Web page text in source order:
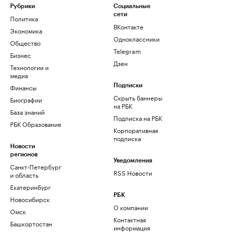
Рубрики
Политика
Экономика
Общество
Бизнес
Технологии и
медиа
Финансы
Биографии
База знаний
РБК Образование
Новости
регионов
Санкт-Петербург
и область
Екатеринбург
Новосибирск
Омск
Башкортостан
Социальные
сети
ВКонтакте
Одноклассники
Telegram
Дзен
Подписки
Скрыть баннеры
на РБК
Подписка на РБК
Корпоративная
подписка
Уведомления
RSS Новости
РБК
О компании
Контактная
информация